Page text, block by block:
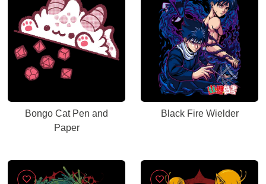
Bongo Cat Pen and
Paper
Black Fire Wielder